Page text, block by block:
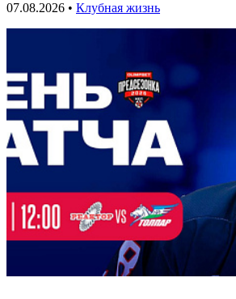
07.08.2026 • Клубная жизнь